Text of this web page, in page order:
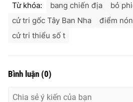
Từ khóa: bang chiến địa
bỏ
cử tri gốc Tây Ban Nha
điểm
cử tri thiểu số t
Bình luận (0)